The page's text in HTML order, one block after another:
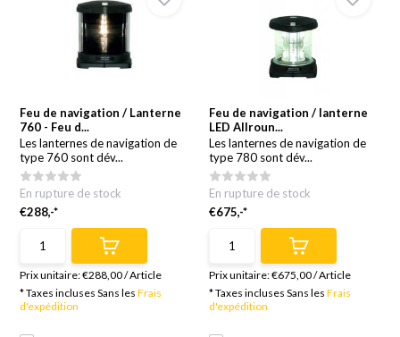
Feu de navigation / Lanterne
760 - Feu d...
Les lanternes de navigation de
type 760 sont dév...
En rupture de stock
€288,-*
Prix unitaire:€288,00/Article
* Taxes incluses Sans lesFrais
d'expédition
Feu de navigation / lanterne
LED Allroun...
Les lanternes de navigation de
type 780 sont dév...
En rupture de stock
€675,-*
Prix unitaire:€675,00/Article
* Taxes incluses Sans les Frais
d'expédition